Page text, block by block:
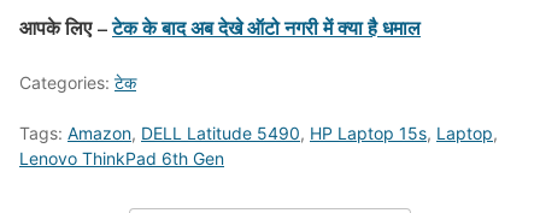
आपके लिए –टेक के बाद अब देखे ऑटो नगरी में क्या है धमाल
Categories: टेक
Tags: Amazon, DELL Latitude 5490, HP Laptop 15s, Laptop,
Lenovo ThinkPad 6th Gen